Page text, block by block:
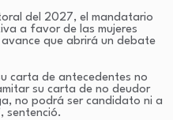
del 2027, el mandatario
a favor de las mujeres
que abrirá un debate
carta de antecedentes no
su carta de no deudor
no podrá ser candidato ni a
sentenció.